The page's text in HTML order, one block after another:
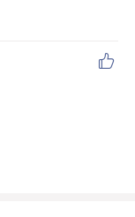
利共存，那5A广
